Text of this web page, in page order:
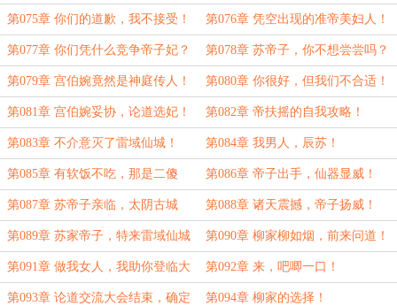
发！
第075章 你们的道歉，我不接受！ 第076章 凭空出现的准帝美妇人！
第077章 你们凭什么竞争帝子妃？ 第078章 苏帝子，你不想尝尝吗？
第079章 宫伯婉竟然是神庭传人！ 第080章 你很好，但我们不合适！
第081章 宫伯婉妥协，论道选妃！ 第082章 帝扶摇的自我攻略！
第083章 不介意灭了雷域仙城！ 第084章 我男人，辰苏！
第085章 有软饭不吃，那是二傻
子！
第086章 帝子出手，仙器显威！
第087章 苏帝子亲临，太阴古城
灭！
第088章 诸天震撼，帝子扬威！
第089章 苏家帝子，特来雷域仙城
观景！
第090章 柳家柳如烟，前来问道！
第091章 做我女人，我助你登临大
帝！
第092章 来，吧唧一口！
第093章 论道交流大会结束，确定 第094章 柳家的选择！